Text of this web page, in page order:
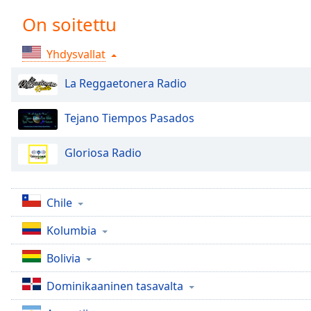
Chapters
Descriptions
descriptions
selected
subtitles
opens
subtitles
settings
dialog
subtitles
off,
selected
On soitettu
Yhdysvallat
La Reggaetonera Radio
Tejano Tiempos Pasados
Gloriosa Radio
Chile
Kolumbia
Bolivia
Dominikaaninen tasavalta